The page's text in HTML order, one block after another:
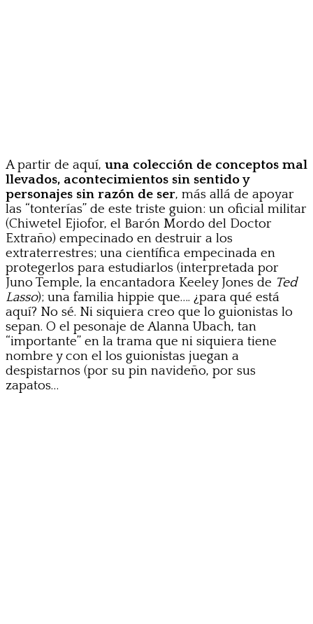
A partir de aquí, una colección de conceptos mal
llevados, acontecimientos sin sentido y
personajes sin razón de ser, más allá de apoyar
las “tonterías” de este triste guion: un oficial militar
(Chiwetel Ejiofor, el Barón Mordo del Doctor
Extraño) empecinado en destruir a los
extraterrestres; una científica empecinada en
protegerlos para estudiarlos (interpretada por
Juno Temple, la encantadora Keeley Jones de Ted
Lasso); una familia hippie que…. ¿para qué está
aquí? No sé. Ni siquiera creo que lo guionistas lo
sepan. O el pesonaje de Alanna Ubach, tan
“importante” en la trama que ni siquiera tiene
nombre y con el los guionistas juegan a
despistarnos (por su pin navideño, por sus
zapatos…